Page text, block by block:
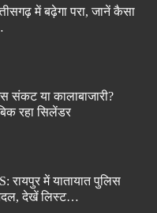
में बढ़ेगा परा, जानें कैसा
या कालाबाजारी?
रहा सिलेंडर
रायपुर में यातायात पुलिस
देखें लिस्ट…